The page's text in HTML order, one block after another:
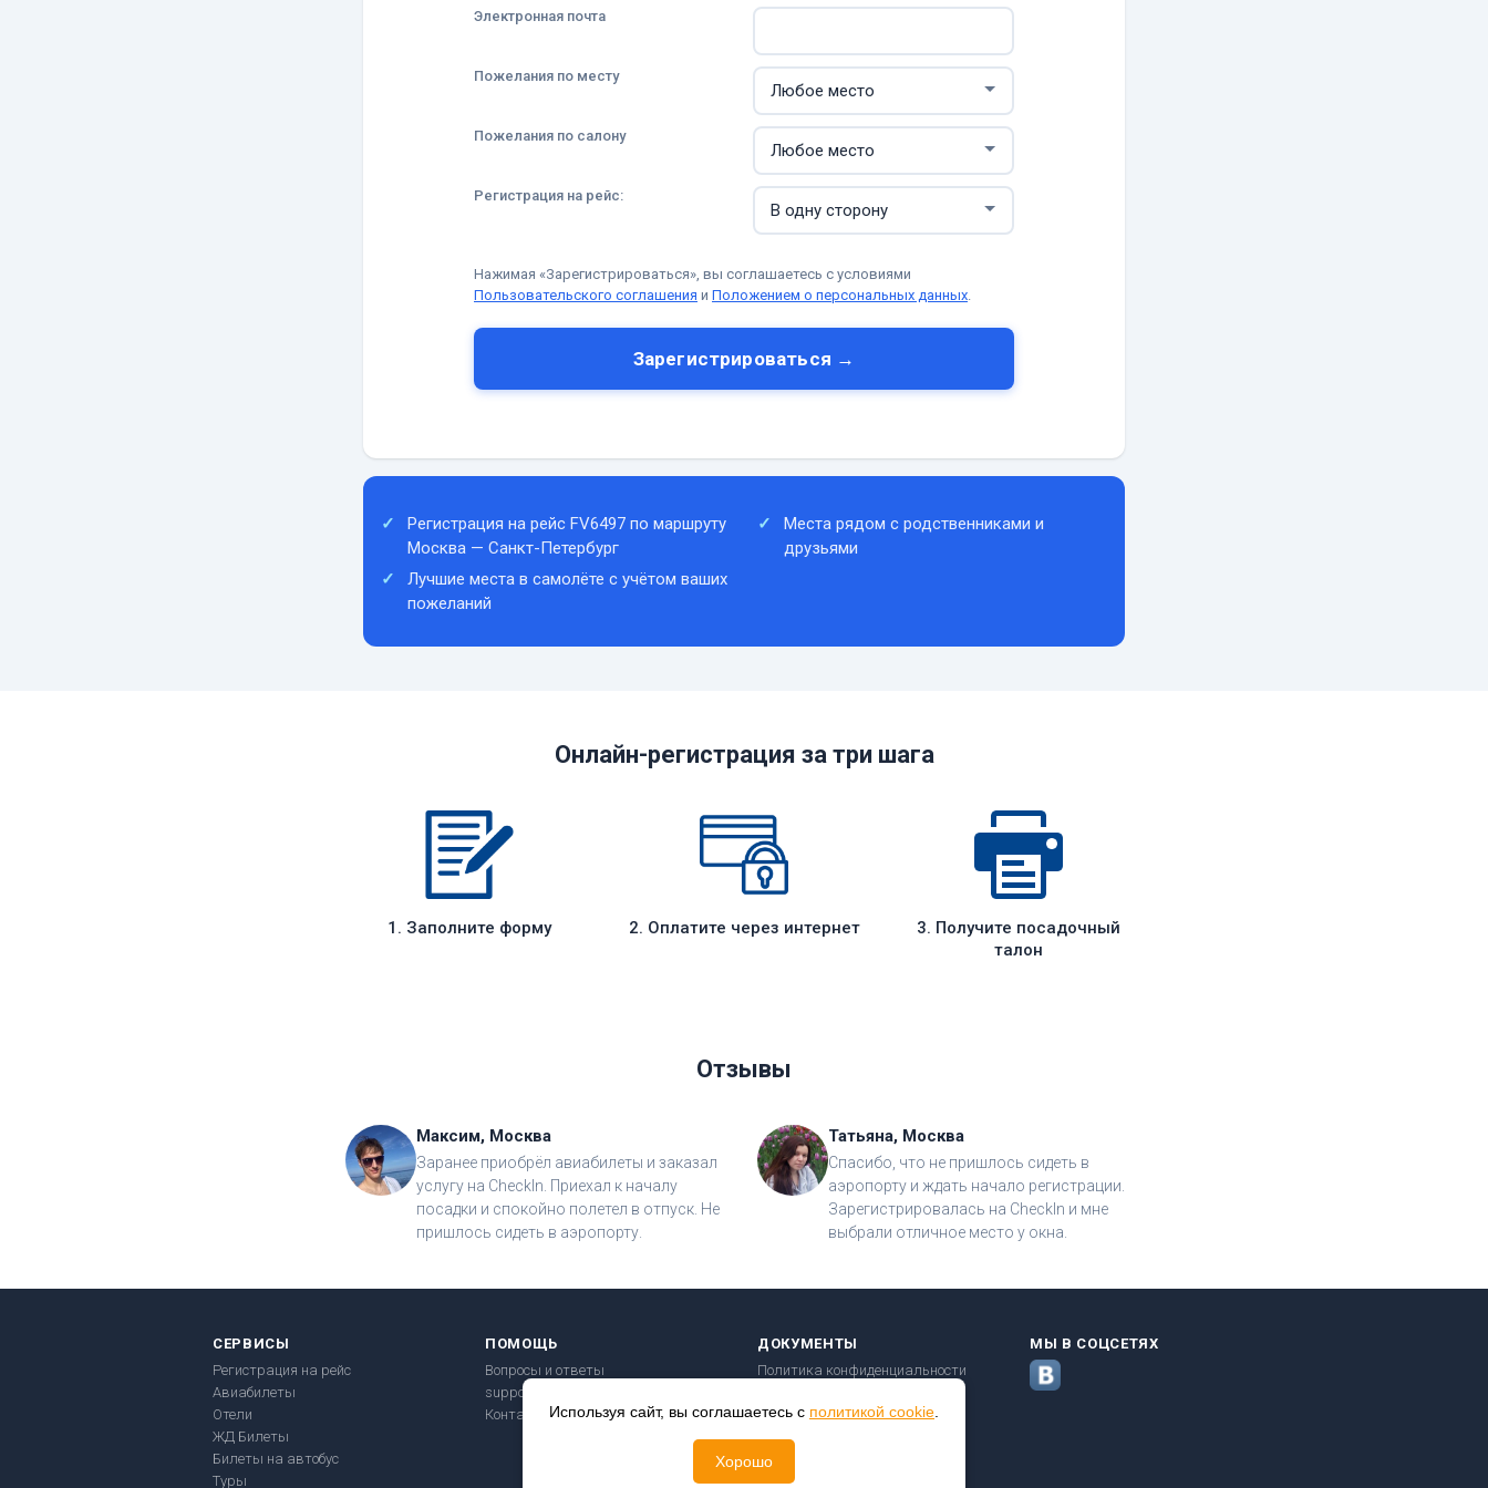
Электронная почта
Пожелания по месту
Пожелания по салону
Регистрация на рейс:
Нажимая «Зарегистрироваться», вы соглашаетесь с условиями
Пользовательского соглашения и Положением о персональных данных.
Зарегистрироваться →
Регистрация на рейс FV6497 по маршруту
Москва — Санкт-Петербург
Места рядом с родственниками и
друзьями
Лучшие места в самолёте с учётом ваших
пожеланий
Онлайн-регистрация за три шага
1. Заполните форму 2. Оплатите через интернет
3. Получите посадочный
талон
Отзывы
Максим, Москва
Заранее приобрёл авиабилеты и заказал
услугу на CheckIn. Приехал к началу
посадки и спокойно полетел в отпуск. Не
пришлось сидеть в аэропорту.
Татьяна, Москва
Спасибо, что не пришлось сидеть в
аэропорту и ждать начало регистрации.
Зарегистрировалась на CheckIn и мне
выбрали отличное место у окна.
СЕРВИСЫ
Регистрация на рейс
Авиабилеты
Отели
ЖД Билеты
Билеты на автобус
Туры
ПОМОЩЬ
Вопросы и ответы
support@checkin24.ru
Контакты
ДОКУМЕНТЫ
Политика конфиденциальности
Правила перевозки
Безопасность платежей
МЫ В СОЦСЕТЯХ
Используя сайт, вы соглашаетесь с политикой cookie
Хорошо